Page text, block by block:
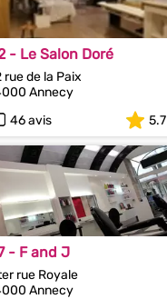
- Le Salon Doré
rue de la Paix
Annecy
46 avis
5.7
- F and J
rue Royale
Annecy